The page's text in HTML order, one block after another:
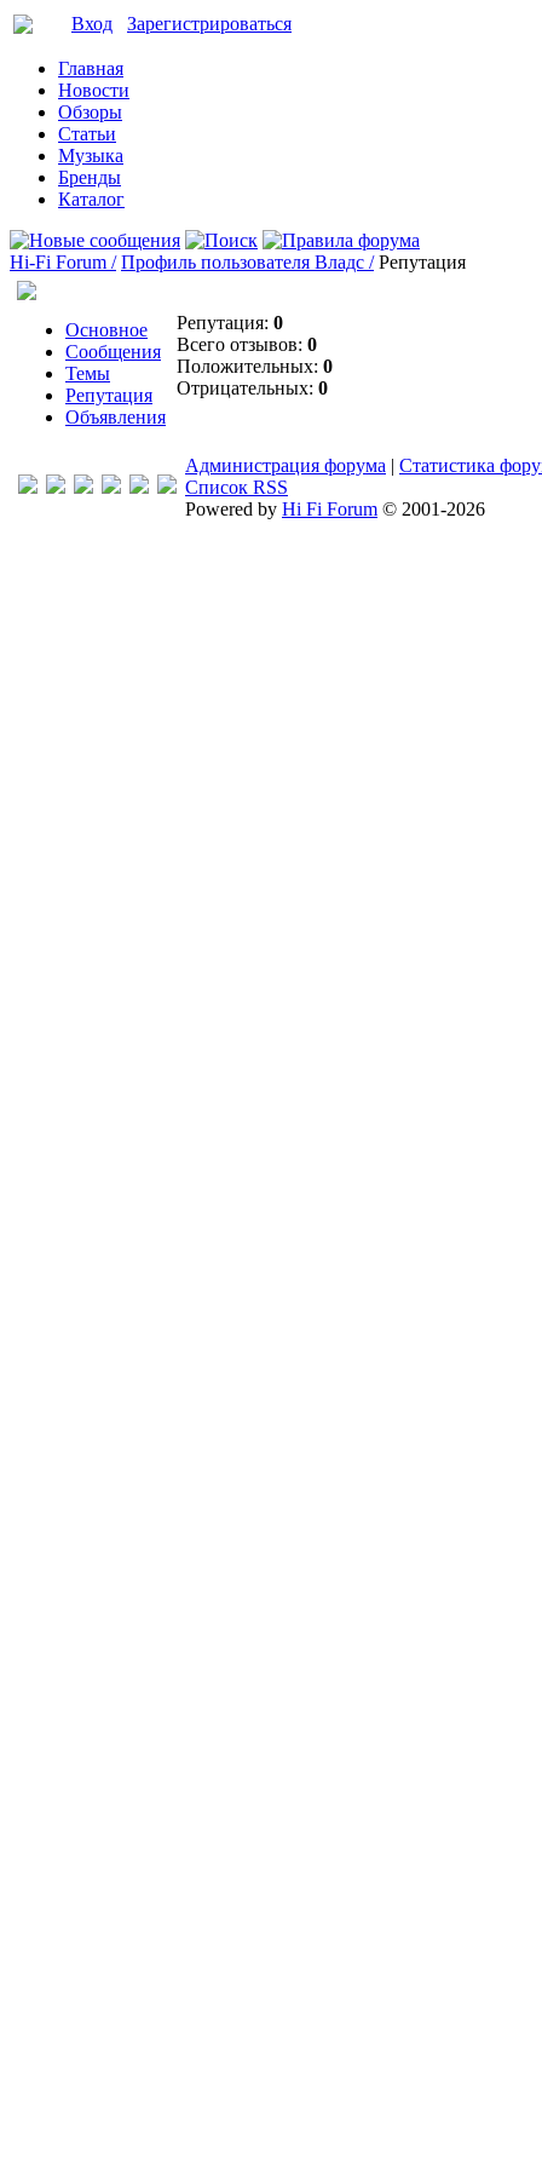
Вход Зарегистрироваться
Главная
Новости
Обзоры
Статьи
Музыка
Бренды
Каталог
Hi-Fi Forum / Профиль пользователя Владс / Репутация
Основное
Сообщения
Темы
Репутация
Объявления
Репутация: 0
Всего отзывов: 0
Положительных: 0
Отрицательных: 0
Администрация форума | Статистика
Список RSS
Powered by Hi Fi Forum © 2001-2026